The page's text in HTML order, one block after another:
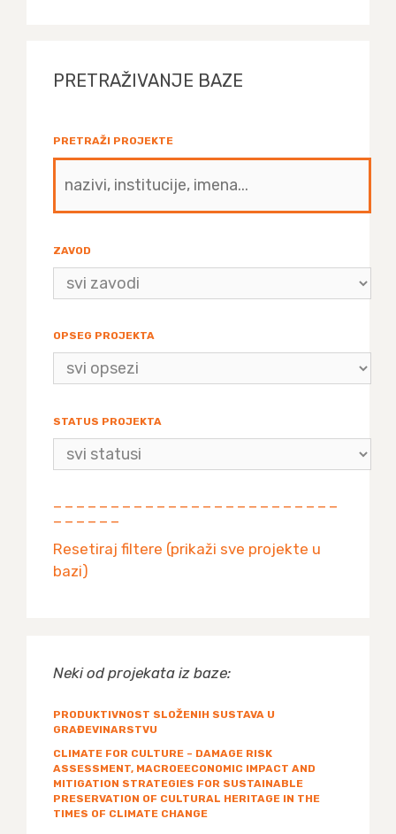
PRETRAŽIVANJE BAZE
PRETRAŽI PROJEKTE
ZAVOD
OPSEG PROJEKTA
STATUS PROJEKTA
— — — — — — — — — — — — — — — — — — — — — — — — —
— — — — — —
Resetiraj filtere (prikaži sve projekte u
bazi)
Neki od projekata iz baze:
PRODUKTIVNOST SLOŽENIH SUSTAVA U
GRAĐEVINARSTVU
CLIMATE FOR CULTURE – DAMAGE RISK
ASSESSMENT, MACROEECONOMIC IMPACT AND
MITIGATION STRATEGIES FOR SUSTAINABLE
PRESERVATION OF CULTURAL HERITAGE IN THE
TIMES OF CLIMATE CHANGE